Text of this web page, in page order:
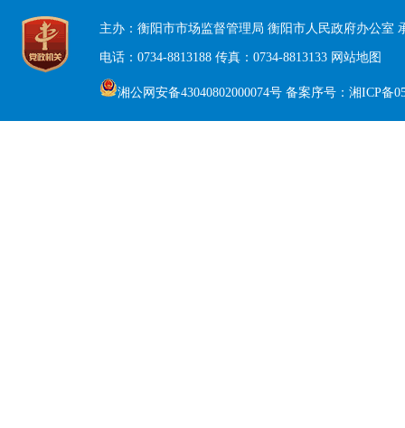
主办：衡阳市市场监督管理局 衡阳市人民政府办公室
电话：0734-8813188 传真：0734-8813133 网站地图
湘公网安备43040802000074号 备案序号：湘ICP备